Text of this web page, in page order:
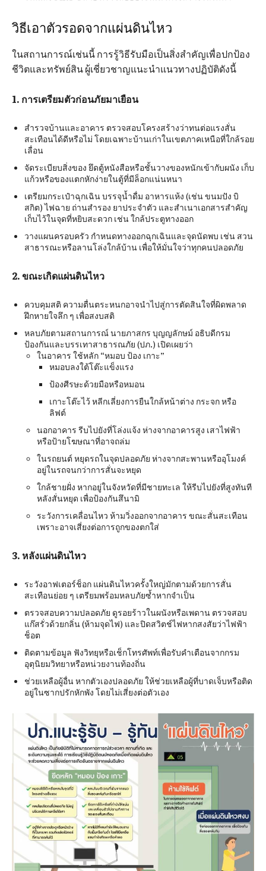
วิธีเอาตัวรอดจากแผ่นดินไหว
ในสถานการณ์เช่นนี้ การรู้วิธีรับมือเป็นสิ่งสำคัญเพื่อปกป้อง
ชีวิตและทรัพย์สิน ผู้เชี่ยวชาญแนะนำแนวทางปฏิบัติดังนี้
1. การเตรียมตัวก่อนภัยมาเยือน
สำรวจบ้านและอาคาร ตรวจสอบโครงสร้างว่าทนต่อแรงสั่น
สะเทือนได้ดีหรือไม่ โดยเฉพาะบ้านเก่าในเขตภาคเหนือที่ใกล้รอย
เลื่อน
จัดระเบียบสิ่งของ ยึดตู้หนังสือหรือชั้นวางของหนักเข้ากับผนัง เก็บ
แก้วหรือของแตกหักง่ายในตู้ที่มีล็อกแน่นหนา
เตรียมกระเป๋าฉุกเฉิน บรรจุน้ำดื่ม อาหารแห้ง (เช่น ขนมปัง บิ
สกิต) ไฟฉาย ถ่านสำรอง ยาประจำตัว และสำเนาเอกสารสำคัญ
เก็บไว้ในจุดที่หยิบสะดวก เช่น ใกล้ประตูทางออก
วางแผนครอบครัว กำหนดทางออกฉุกเฉินและจุดนัดพบ เช่น สวน
สาธารณะหรือลานโล่งใกล้บ้าน เพื่อให้มั่นใจว่าทุกคนปลอดภัย
2. ขณะเกิดแผ่นดินไหว
ควบคุมสติ ความตื่นตระหนกอาจนำไปสู่การตัดสินใจที่ผิดพลาด
ฝึกหายใจลึก ๆ เพื่อสงบสติ
หลบภัยตามสถานการณ์ นายภาสกร บุญญลักษม์ อธิบดีกรม
ป้องกันและบรรเทาสาธารณภัย (ปภ.) เปิดเผยว่า
ในอาคาร ใช้หลัก “หมอบ ป้อง เกาะ”
หมอบลงใต้โต๊ะแข็งแรง
ป้องศีรษะด้วยมือหรือหมอน
เกาะโต๊ะไว้ หลีกเลี่ยงการยืนใกล้หน้าต่าง กระจก หรือ
ลิฟต์
นอกอาคาร รีบไปยังที่โล่งแจ้ง ห่างจากอาคารสูง เสาไฟฟ้า
หรือป้ายโฆษณาที่อาจถล่ม
ในรถยนต์ หยุดรถในจุดปลอดภัย ห่างจากสะพานหรืออุโมงค์
อยู่ในรถจนกว่าการสั่นจะหยุด
ใกล้ชายฝั่ง หากอยู่ในจังหวัดที่มีชายทะเล ให้รีบไปยังที่สูงทันที
หลังสั่นหยุด เพื่อป้องกันสึนามิ
ระวังการเคลื่อนไหว ห้ามวิ่งออกจากอาคาร ขณะสั่นสะเทือน
เพราะอาจเสี่ยงต่อการถูกของตกใส่
3. หลังแผ่นดินไหว
ระวังอาฟเตอร์ช็อก แผ่นดินไหวครั้งใหญ่มักตามด้วยการสั่น
สะเทือนย่อย ๆ เตรียมพร้อมหลบภัยซ้ำหากจำเป็น
ตรวจสอบความปลอดภัย ดูรอยร้าวในผนังหรือเพดาน ตรวจสอบ
แก๊สรั่วด้วยกลิ่น (ห้ามจุดไฟ) และปิดสวิตช์ไฟหากสงสัยว่าไฟฟ้า
ช็อต
ติดตามข้อมูล ฟังวิทยุหรือเช็กโทรศัพท์เพื่อรับคำเตือนจากกรม
อุตุนิยมวิทยาหรือหน่วยงานท้องถิ่น
ช่วยเหลือผู้อื่น หากตัวเองปลอดภัย ให้ช่วยเหลือผู้ที่บาดเจ็บหรือติด
อยู่ในซากปรักหักพัง โดยไม่เสี่ยงต่อตัวเอง